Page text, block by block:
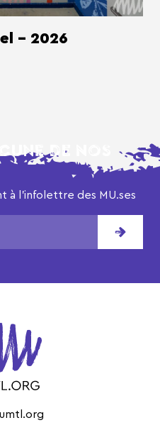
- 2026
DE NOS
à l’infolettre des MU.ses